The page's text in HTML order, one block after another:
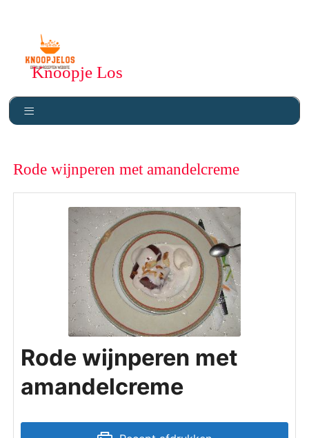
Knoopje Los
Rode wijnperen met amandelcreme
Rode wijnperen met
amandelcreme